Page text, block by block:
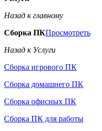
Назад к главному
Сборка ПКПросмотреть
Назад к Услуги
Сборка игрового ПК
Сборка домашнего ПК
Сборка офисных ПК
Сборка ПК для работы